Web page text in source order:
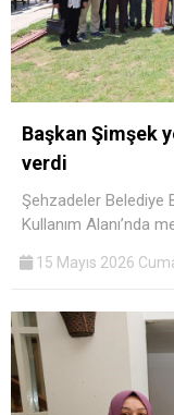
Başkan Şimşek
verdi
Şehzadeler Belediye
Kullanım Alanı’nda
15 Mayıs 2026